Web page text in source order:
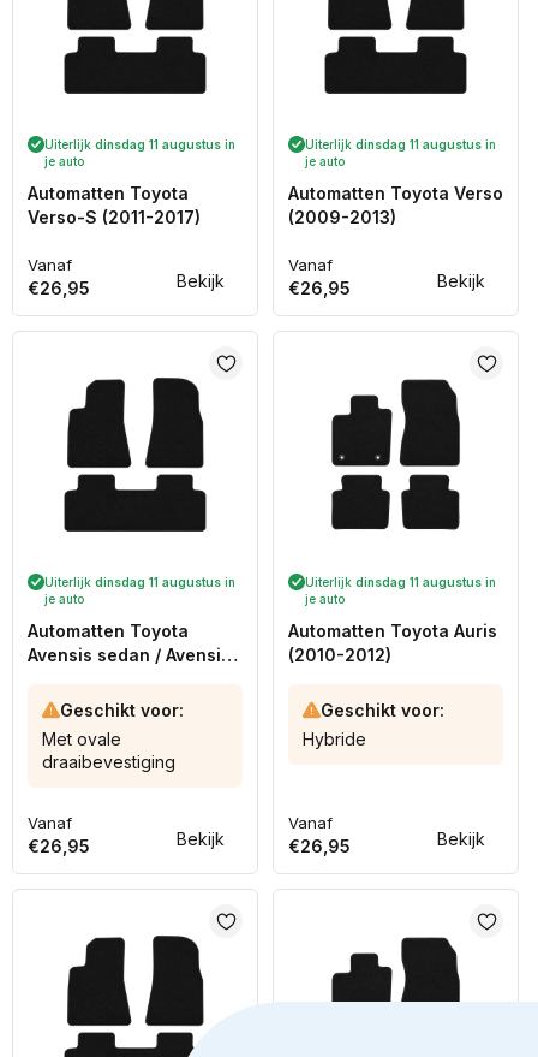
Bekijk
Uiterlijk dinsdag 11 augustus in
je auto
Automatten Toyota
Verso-S (2011-2017)
Normale
prijs
Vanaf
€26,95 Bekijk
Uiterlijk dinsdag 11 augustus in
je auto
Automatten Toyota Verso
(2009-2013)
Normale
prijs
Vanaf
€26,95
Bekijk
Uiterlijk dinsdag 11 augustus in
je auto
Automatten Toyota
Avensis sedan / Avensis
2019)Geschikt voor:
Met ovale
draaibevestiging
Normale
prijs
Vanaf
€26,95 Bekijk
Uiterlijk dinsdag 11 augustus in
je auto
Automatten Toyota Auris
(2010-2012)
Geschikt voor:
Hybride
Normale
prijs
Vanaf
€26,95